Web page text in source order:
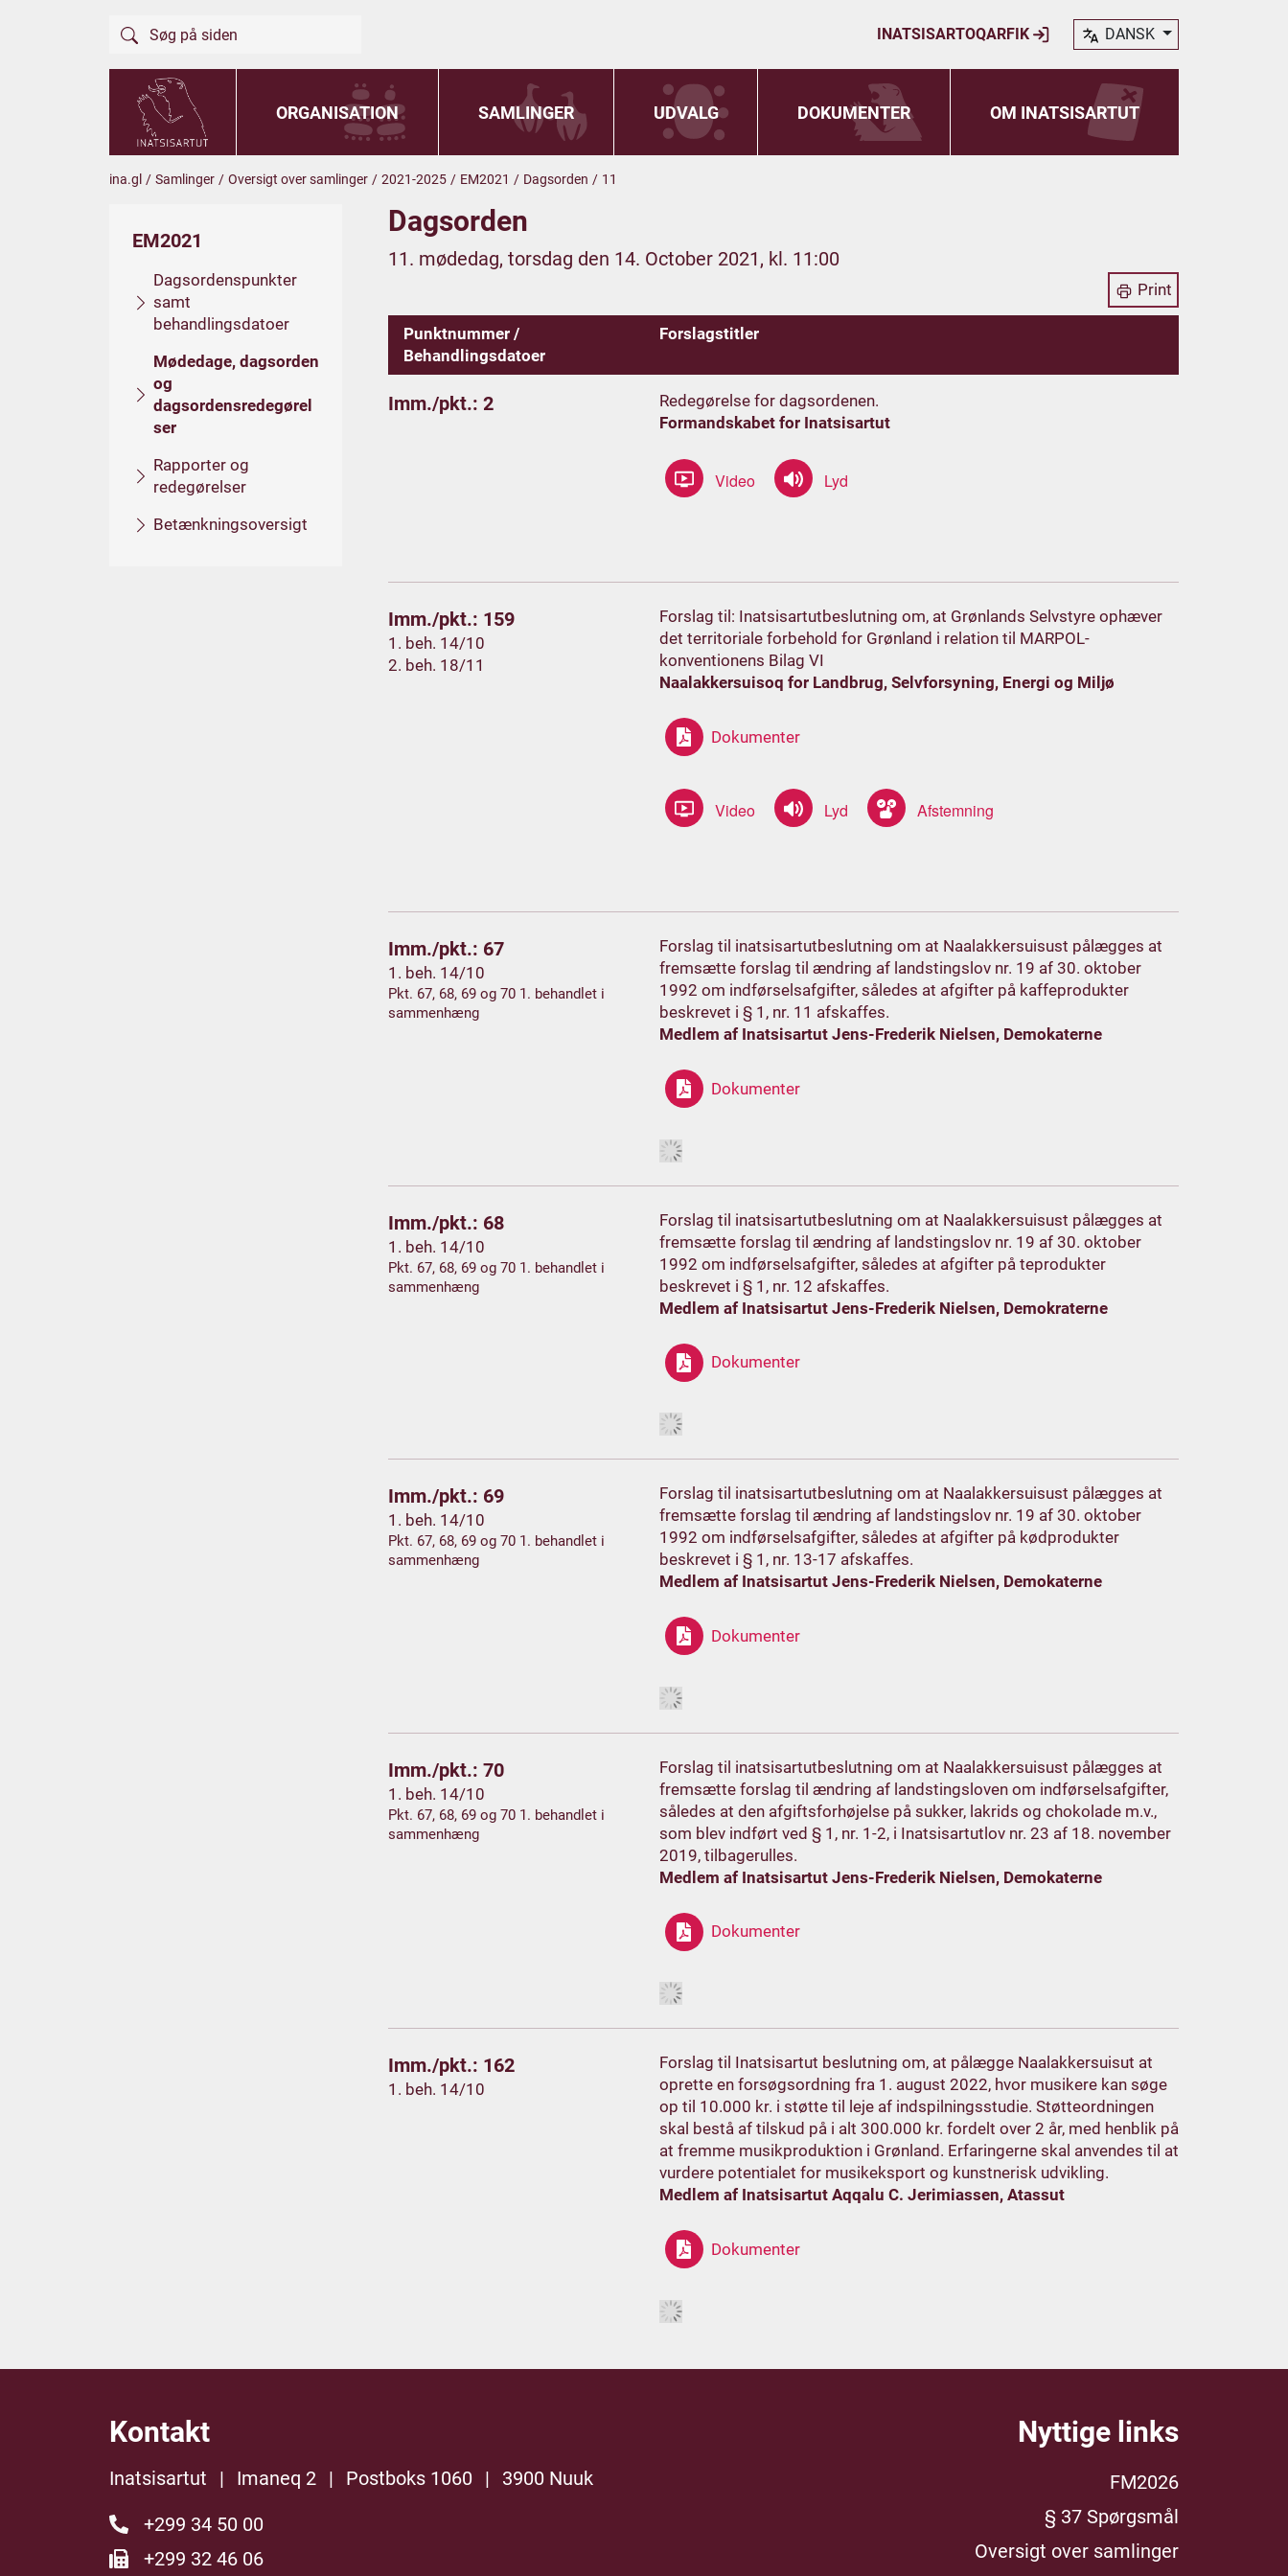
INATSISARTOQARFIK DANSK
ORGANISATION SAMLINGER UDVALG DOKUMENTER OM INATSISARTUT
ina.gl / Samlinger / Oversigt over samlinger / 2021-2025 / EM2021 / Dagsorden / 11
EM2021
Dagsordenspunkter
samt
behandlingsdatoer
Mødedage, dagsorden
og
dagsordensredegørel
ser
Rapporter og
redegørelser
Betænkningsoversigt
Dagsorden
11. mødedag, torsdag den 14. October 2021, kl. 11:00
Print
Punktnummer /
Behandlingsdatoer
Forslagstitler
Imm./pkt.: 2
Redegørelse for dagsordenen.
Formandskabet for Inatsisartut
Imm./pkt.: 159
1. beh. 14/10
2. beh. 18/11
Forslag til: Inatsisartutbeslutning om, at Grønlands Selvstyre ophæver
det territoriale forbehold for Grønland i relation til MARPOL-
konventionens Bilag VI
Naalakkersuisoq for Landbrug, Selvforsyning, Energi og Miljø
Dokumenter
Imm./pkt.: 67
1. beh. 14/10
Pkt. 67, 68, 69 og 70 1. behandlet i
sammenhæng
Forslag til inatsisartutbeslutning om at Naalakkersuisust pålægges at
fremsætte forslag til ændring af landstingslov nr. 19 af 30. oktober
1992 om indførselsafgifter, således at afgifter på kaffeprodukter
beskrevet i § 1, nr. 11 afskaffes.
Medlem af Inatsisartut Jens-Frederik Nielsen, Demokaterne
Dokumenter
Imm./pkt.: 68
1. beh. 14/10
Pkt. 67, 68, 69 og 70 1. behandlet i
sammenhæng
Forslag til inatsisartutbeslutning om at Naalakkersuisust pålægges at
fremsætte forslag til ændring af landstingslov nr. 19 af 30. oktober
1992 om indførselsafgifter, således at afgifter på teprodukter
beskrevet i § 1, nr. 12 afskaffes.
Medlem af Inatsisartut Jens-Frederik Nielsen, Demokraterne
Dokumenter
Imm./pkt.: 69
1. beh. 14/10
Pkt. 67, 68, 69 og 70 1. behandlet i
sammenhæng
Forslag til inatsisartutbeslutning om at Naalakkersuisust pålægges at
fremsætte forslag til ændring af landstingslov nr. 19 af 30. oktober
1992 om indførselsafgifter, således at afgifter på kødprodukter
beskrevet i § 1, nr. 13-17 afskaffes.
Medlem af Inatsisartut Jens-Frederik Nielsen, Demokaterne
Dokumenter
Imm./pkt.: 70
1. beh. 14/10
Pkt. 67, 68, 69 og 70 1. behandlet i
sammenhæng
Forslag til inatsisartutbeslutning om at Naalakkersuisust pålægges at
fremsætte forslag til ændring af landstingsloven om indførselsafgifter,
således at den afgiftsforhøjelse på sukker, lakrids og chokolade m.v.,
som blev indført ved § 1, nr. 1-2, i Inatsisartutlov nr. 23 af 18. november
2019, tilbagerulles.
Medlem af Inatsisartut Jens-Frederik Nielsen, Demokaterne
Dokumenter
Imm./pkt.: 162
1. beh. 14/10
Forslag til Inatsisartut beslutning om, at pålægge Naalakkersuisut at
oprette en forsøgsordning fra 1. august 2022, hvor musikere kan søge
op til 10.000 kr. i støtte til leje af indspilningsstudie. Støtteordningen
skal bestå af tilskud på i alt 300.000 kr. fordelt over 2 år, med henblik på
at fremme musikproduktion i Grønland. Erfaringerne skal anvendes til at
vurdere potentialet for musikeksport og kunstnerisk udvikling.
Medlem af Inatsisartut Aqqalu C. Jerimiassen, Atassut
Dokumenter
Kontakt
Inatsisartut | Imaneq 2 | Postboks 1060 |
3900 Nuuk
+299 34 50 00
+299 32 46 06
Nyttige links
FM2026
§ 37 Spørgsmål
Oversigt over samlinger